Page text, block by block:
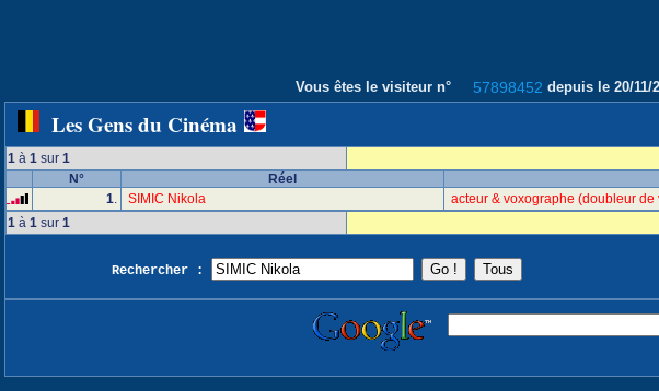
Vous êtes le visiteur n° 57898452 depuis le 20/11/
Les Gens du Cinéma
1 à 1 sur 1
N°
Réel
1. SIMIC Nikola
acteur & voxographe (doubleur
1 à 1 sur 1
Rechercher :